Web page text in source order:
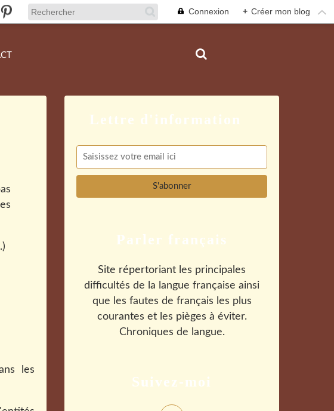
Connexion + Créer mon blog
les
Suivez-moi
Parler français
Site répertoriant les principales
difficultés de la langue française ainsi
que les fautes de français les plus
courantes et les pièges à éviter.
Chroniques de langue.